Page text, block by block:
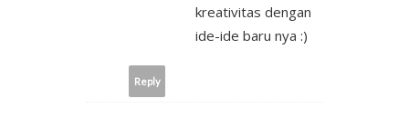
kreativitas dengan
ide-ide baru nya :)
Reply